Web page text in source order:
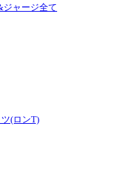
ジャージ全て
(ロンT)